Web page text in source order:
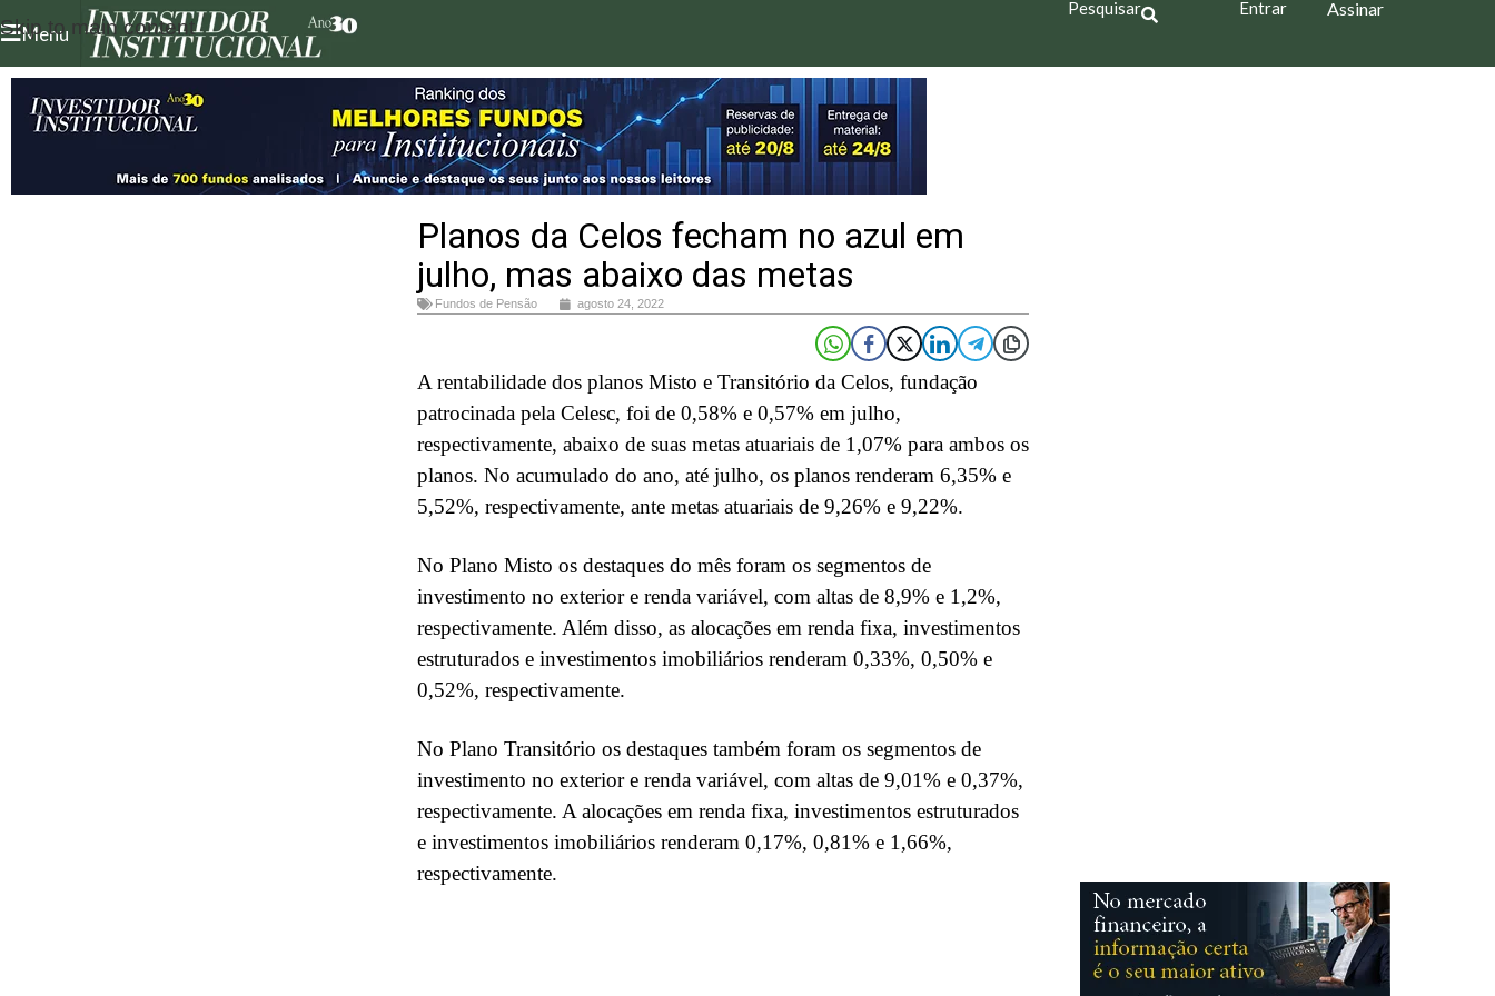
Skip to main content
Menu
Pesquisar Entrar Assinar
Planos da Celos fecham no azul em
julho, mas abaixo das metas
Fundos de Pensão agosto 24, 2022
A rentabilidade dos planos Misto e Transitório da Celos, fundação
patrocinada pela Celesc, foi de 0,58% e 0,57% em julho,
respectivamente, abaixo de suas metas atuariais de 1,07% para ambos os
planos. No acumulado do ano, até julho, os planos renderam 6,35% e
5,52%, respectivamente, ante metas atuariais de 9,26% e 9,22%.
No Plano Misto os destaques do mês foram os segmentos de
investimento no exterior e renda variável, com altas de 8,9% e 1,2%,
respectivamente. Além disso, as alocações em renda fixa, investimentos
estruturados e investimentos imobiliários renderam 0,33%, 0,50% e
0,52%, respectivamente.
No Plano Transitório os destaques também foram os segmentos de
investimento no exterior e renda variável, com altas de 9,01% e 0,37%,
respectivamente. A alocações em renda fixa, investimentos estruturados
e investimentos imobiliários renderam 0,17%, 0,81% e 1,66%,
respectivamente.